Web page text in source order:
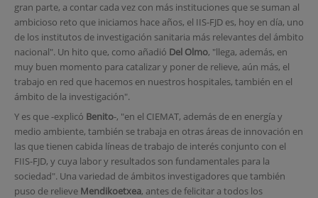
gran parte, a contar cada vez con más instituciones que se suman al
ambicioso reto que iniciamos hace años, el IIS-FJD es, hoy en día, uno
de los institutos de investigación sanitaria más relevantes del ámbito
nacional". Un hito que, como añadió Del Olmo, "llega, además, en
muy buen momento para catalizar y poner de relieve, aún más, el
trabajo en red que hacemos en nuestros hospitales, también en el
ámbito de la investigación".
Y es que -explicó Benito-, "en el CIEMAT, además de en energía y
medio ambiente, también se trabaja en otras áreas de innovación en
las que tienen cabida líneas de trabajo de interés conjunto con el
FIIS-FJD, y cuya labor y resultados son fundamentales para la
sociedad". Una variedad de ámbitos investigadores que también
puso de relieve Mendikoetxea, antes de felicitar a todos los